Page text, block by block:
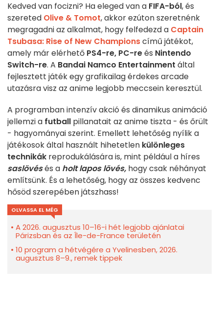
Kedved van focizni? Ha eleged van a FIFA-ból, és
szereted Olive & Tomot, akkor ezúton szeretnénk
megragadni az alkalmat, hogy felfedezd a Captain
Tsubasa: Rise of New Championscímű játékot,
amely már elérhető PS4-re, PC-reés Nintendo
Switch-re. A Bandai Namco Entertainment által
fejlesztett játék egy grafikailag érdekes arcade
utazásra visz az anime legjobb meccsein keresztül.
A programban intenzív akció és dinamikus animáció
jellemzi a futball pillanatait az anime tiszta - és őrült
- hagyományai szerint. Emellett lehetőség nyílik a
játékosok által használt hihetetlen különleges
technikák reprodukálására is, mint például a híres
saslövésés a holt lapos lövés, hogy csak néhányat
említsünk. És a lehetőség, hogy az összes kedvenc
hősöd szerepében játszhass!
OLVASSA EL MÉG
A 2026. augusztus 10–16-i hét legjobb ajánlatai
Párizsban és az Île-de-France területén
10 program a hétvégére a Yvelinesben, 2026.
augusztus 8–9., remek tippek